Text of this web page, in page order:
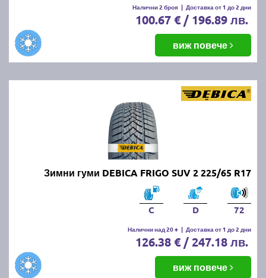
Налични 2 броя | Доставка от 1 до 2 дни
100.67 € / 196.89 лв.
виж повече
Зимни гуми DEBICA FRIGO SUV 2 225/65 R17
C D 72
Налични над 20 + | Доставка от 1 до 2 дни
126.38 € / 247.18 лв.
виж повече